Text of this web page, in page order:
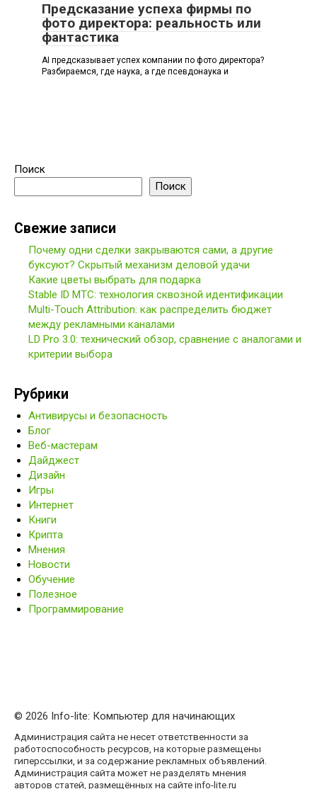
Предсказание успеха фирмы по
фото директора: реальность или
фантастика
AI предсказывает успех компании по фото директора?
Разбираемся, где наука, а где псевдонаука и
Поиск
Поиск
Свежие записи
Почему одни сделки закрываются сами, а другие
буксуют? Скрытый механизм деловой удачи
Какие цветы выбрать для подарка
Stable ID МТС: технология сквозной идентификации
Multi-Touch Attribution: как распределить бюджет
между рекламными каналами
LD Pro 3.0: технический обзор, сравнение с аналогами и
критерии выбора
Рубрики
Антивирусы и безопасность
Блог
Веб-мастерам
Дайджест
Дизайн
Игры
Интернет
Книги
Крипта
Мнения
Новости
Обучение
Полезное
Программирование
© 2026 Info-lite: Компьютер для начинающих
Администрация сайта не несет ответственности за
работоспособность ресурсов, на которые размещены
гиперссылки, и за содержание рекламных объявлений.
Администрация сайта может не разделять мнения
авторов статей, размещённых на сайте info-lite.ru